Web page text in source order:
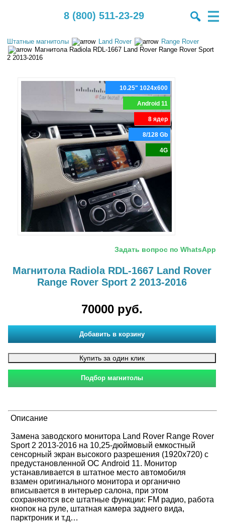
8 (800) 511-23-29
Штатные магнитолы Land Rover
Range Rover
Магнитола Radiola RDL-1667 Land Rover Range Rover Sport
2 2013-2016
10.25" 1024x600
Android 11
8 ядер
8/128 Gb
4G
Задать вопрос по WhatsApp
Магнитола Radiola RDL-1667 Land Rover
Range Rover Sport 2 2013-2016
70000 руб.
Описание
Замена заводского монитора Land Rover Range Rover
Sport 2 2013-2016 на 10,25-дюймовый емкостный
сенсорный экран высокого разрешения (1920х720) с
предустановленной ОС Android 11. Монитор
устанавливается в штатное место автомобиля
взамен оригинального монитора и органично
вписывается в интерьер салона, при этом
сохраняются все штатные функции: FM радио, работа
кнопок на руле, штатная камера заднего вида,
парктроник и т.д…